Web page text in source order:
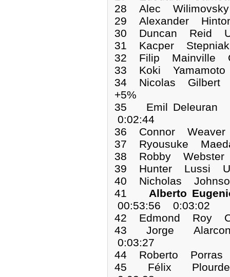
28 Alec
29 Alexander
30 Duncan Reid
31 Kacper
32 Filip Mainville
33 Koki
34 Nicolas Gilbert
+5%
35 Emil
0:02:44
36 Connor
37 Ryousuke
38 Robby
39 Hunter Lussi
40 Nicholas
41 Alberto
00:53:56 0:03:02
42 Edmond Roy
43 Jorge
0:03:27
44 Roberto
45 Félix